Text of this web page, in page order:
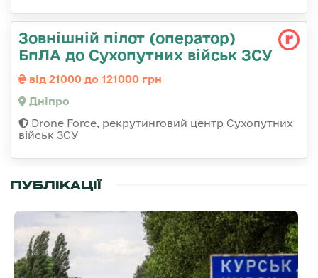
Зовнішній пілот (оператор)
БпЛА до Сухопутних військ ЗСУ
від 21000 до 121000 грн
Дніпро
Drone Force, рекрутинговий центр Сухопутних
військ ЗСУ
ПУБЛІКАЦІЇ